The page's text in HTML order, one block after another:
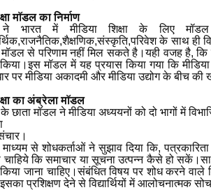
मॉडल का निर्माण
ने भारत में मीडिया शिक्षा के लिए
के साथ
मॉडल से परिणाम नहीं मिल सकते है।यही वजह है,
किया।इस मॉडल में यह प्रयास किया गया कि
पर मीडिया अकादमी और मीडिया उद्योग के बीच की
का अंब्रेला मॉडल
के छाता मॉडल ने मीडिया अध्ययनों को दो भागों में
से शोधकर्ताओं ने सुझाव दिया कि,
कि समाचार या सूचना उत्पन्न कैसे हो सकें।साथ
जाना चाहिए।संबंधित विषय पर शोध करने वाले
प्रशिक्षण देने से विद्यार्थियों में आलोचनात्मक